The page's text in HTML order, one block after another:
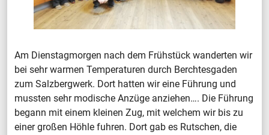
Am Dienstagmorgen nach dem Frühstück wanderten wir
bei sehr warmen Temperaturen durch Berchtesgaden
zum Salzbergwerk. Dort hatten wir eine Führung und
mussten sehr modische Anzüge anziehen…. Die Führung
begann mit einem kleinen Zug, mit welchem wir bis zu
einer großen Höhle fuhren. Dort gab es Rutschen, die